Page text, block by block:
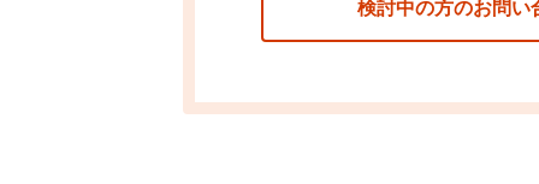
検討中の方のお問い